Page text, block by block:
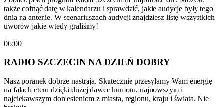
także cofnąć datę w kalendarzu i sprawdzić, jakie audycje były tego
dnia na antenie. W scenariuszach audycji znajdziesz listę wszystkich
uworów jakie wtedy graliśmy!
06:00
RADIO SZCZECIN NA DZIEŃ DOBRY
Nasz poranek dobrze nastraja. Skutecznie przesyłamy Wam energię
na falach eteru dzięki dużej dawce humoru, najnowszym i
najciekawszym doniesieniom z miasta, regionu, kraju i świata. Nie